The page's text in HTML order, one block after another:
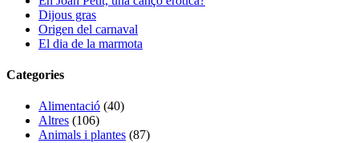
Dijous gras
Origen del carnaval
El dia de la marmota
Categories
Alimentació (40)
Altres (106)
Animals i plantes (87)